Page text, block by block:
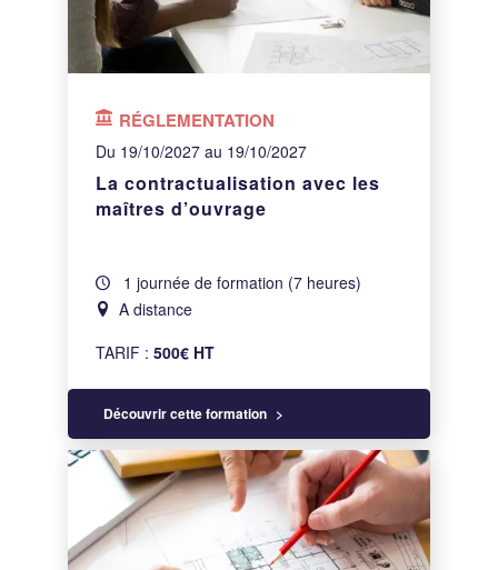
RÉGLEMENTATION
Du 19/10/2027 au 19/10/2027
La contractualisation avec les
maîtres d’ouvrage
1 journée de formation (7 heures)
A distance
TARIF :500€ HT
Découvrir cette formation